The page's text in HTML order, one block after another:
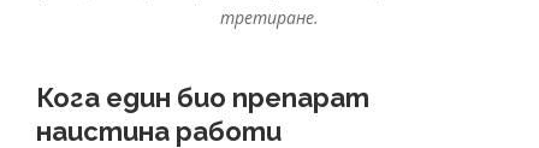
третиране.
Кога един био препарат
наистина работи